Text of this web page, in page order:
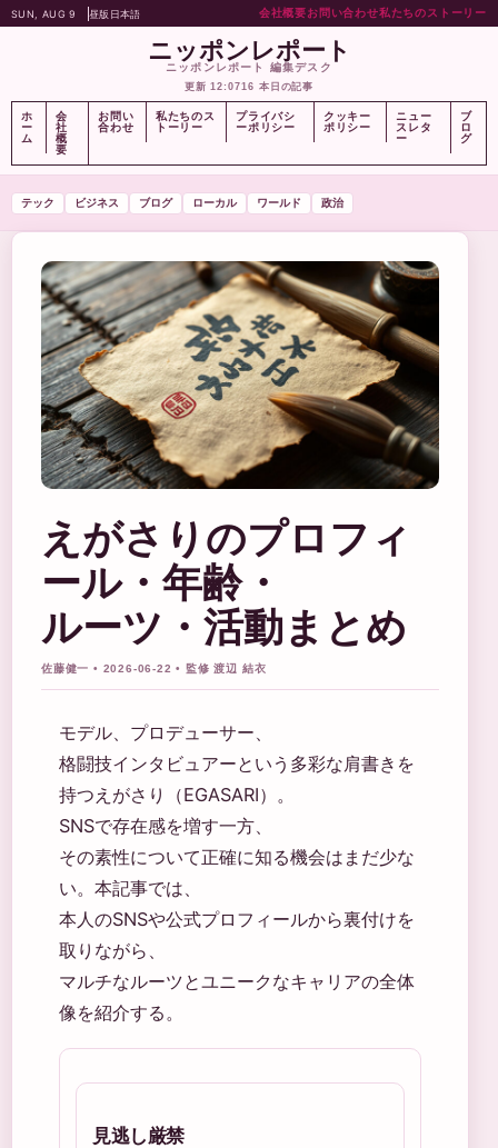
SUN, AUG 9 昼版 日本語 会社概要お問い合わせ私たちのストーリー
ニッポンレポート
ニッポンレポート 編集デスク
更新 12:0716 本日の記事
ホ
ー
ム
会
社
概
要
お問い
合わせ
私たちのス
トーリー
プライバシ
ーポリシー
クッキー
ポリシー
ニュー
スレタ
ー
ブ
ロ
グ
テック ビジネス ブログ ローカル ワールド 政治
えがさりのプロフィ
ール・年齢・
ルーツ・活動まとめ
佐藤健一 • 2026-06-22 • 監修 渡辺 結衣
モデル、プロデューサー、
格闘技インタビュアーという多彩な肩書きを
持つえがさり（EGASARI）。
SNSで存在感を増す一方、
その素性について正確に知る機会はまだ少な
い。本記事では、
本人のSNSや公式プロフィールから裏付けを
取りながら、
マルチなルーツとユニークなキャリアの全体
像を紹介する。
見逃し厳禁